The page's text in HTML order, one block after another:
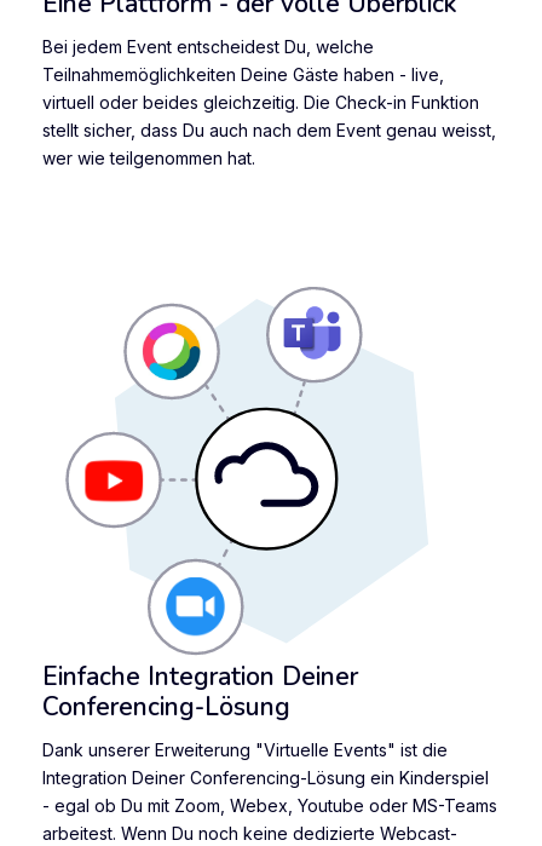
Bei jedem Event entscheidest Du, welche
Teilnahmemöglichkeiten Deine Gäste haben - live,
virtuell oder beides gleichzeitig. Die Check-in Funktion
stellt sicher, dass Du auch nach dem Event genau weisst,
wer wie teilgenommen hat.
Einfache Integration Deiner
Conferencing-Lösung
Dank unserer Erweiterung "Virtuelle Events" ist die
Integration Deiner Conferencing-Lösung ein Kinderspiel
- egal ob Du mit Zoom, Webex, Youtube oder MS-Teams
arbeitest. Wenn Du noch keine dedizierte Webcast-